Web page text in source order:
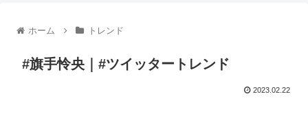
ホーム トレンド
#旗手怜央｜#ツイッタートレンド
2023.02.22